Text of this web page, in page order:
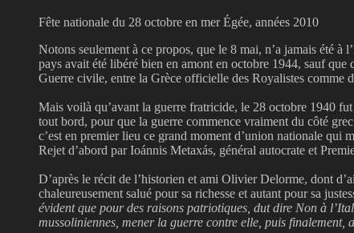
Fête nationale du 28 octobre en mer Égée, années 2010
Notons seulement à ce propos, que le 8 mai, n’a jamais été à
pays avait été libéré bien en amont en octobre 1944, sauf
Guerre civile, entre la Grèce officielle des Royalistes comme
Mais voilà qu’avant la guerre fratricide, le 28 octobre 1940
tout bord, pour que la guerre commence vraiment du côté
c’est en premier lieu ce grand moment d’union nationale
Rejet d’abord par Ioánnis Metaxás, général autocrate et
D’après le récit de l’historien et ami Olivier Delorme, dont
chaleureusement salué pour sa richesse et autant pour sa
évident que pour des raisons patriotiques, dut dire Non à
mussoliniennes, mener la guerre contre elle, puis